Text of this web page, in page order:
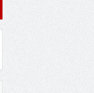
صادرات نفت ایران را فلج کرد/
السید اسرائیل‌ستیز، خبر خوبی